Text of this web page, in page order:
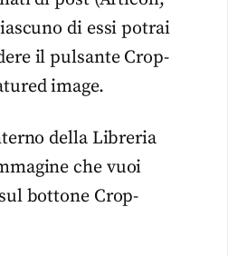
di essi potrai
il pulsante Crop-
image.
della Libreria
che vuoi
bottone Crop-